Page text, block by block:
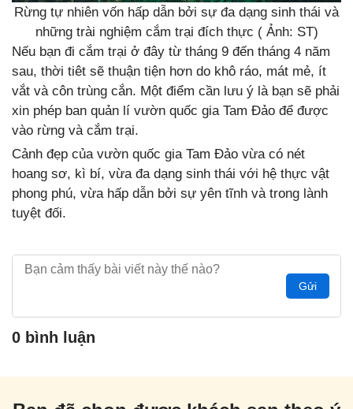
Rừng tự nhiên vốn hấp dẫn bởi sự đa dạng sinh thái và
những trài nghiệm cắm trại đích thực ( Ảnh: ST)
Nếu bạn đi cắm trại ở đây từ tháng 9 đến tháng 4 năm
sau, thời tiêt sẽ thuận tiện hơn do khô ráo, mát mẻ, ít
vắt và côn trùng cắn. Một điểm cần lưu ý là bạn sẽ phải
xin phép ban quản lí vườn quốc gia Tam Đảo để được
vào rừng và cắm trại.
Cảnh đẹp của vườn quốc gia Tam Đảo vừa có nét
hoang sơ, kì bí, vừa đa dạng sinh thái với hệ thực vật
phong phú, vừa hấp dẫn bởi sự yên tĩnh và trong lành
tuyệt đối.
Gửi
0 bình luận